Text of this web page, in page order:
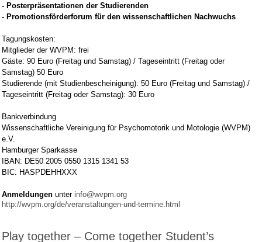
- Posterpräsentationen der Studierenden
- Promotionsförderforum für den wissenschaftlichen Nachwuchs
Tagungskosten:
Mitglieder der WVPM: frei
Gäste: 90 Euro (Freitag und Samstag) / Tageseintritt (Freitag oder
Samstag) 50 Euro
Studierende (mit Studienbescheinigung): 50 Euro (Freitag und Samstag) /
Tageseintritt (Freitag oder Samstag): 30 Euro
Bankverbindung
Wissenschaftliche Vereinigung für Psychomotorik und Motologie (WVPM)
e.V.
Hamburger Sparkasse
IBAN: DE50 2005 0550 1315 1341 53
BIC: HASPDEHHXXX
Anmeldungen unter info@wvpm.org
http://wvpm.org/de/veranstaltungen-und-termine.html
Play together – Come together Student’s